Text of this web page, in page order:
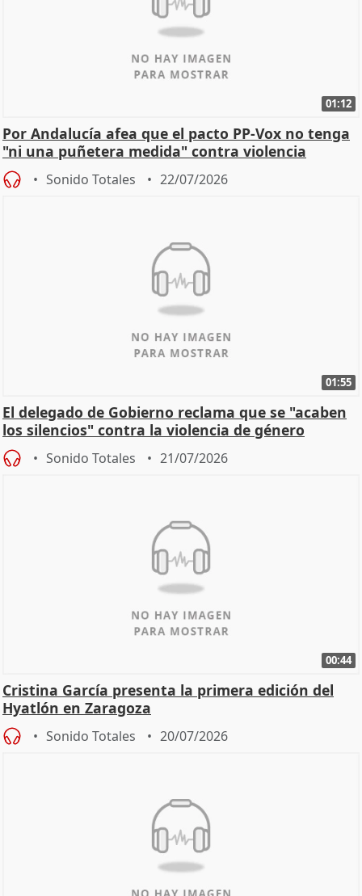
01:12
Por Andalucía afea que el pacto PP-Vox no tenga
"ni una puñetera medida" contra violencia
machista
Sonido Totales 22/07/2026
01:55
El delegado de Gobierno reclama que se "acaben
los silencios" contra la violencia de género
Sonido Totales 21/07/2026
00:44
Cristina García presenta la primera edición del
Hyatlón en Zaragoza
Sonido Totales 20/07/2026